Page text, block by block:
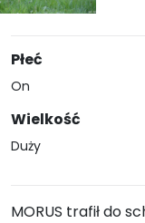
Płeć
On
Wielkość
Duży
MORUS trafił do